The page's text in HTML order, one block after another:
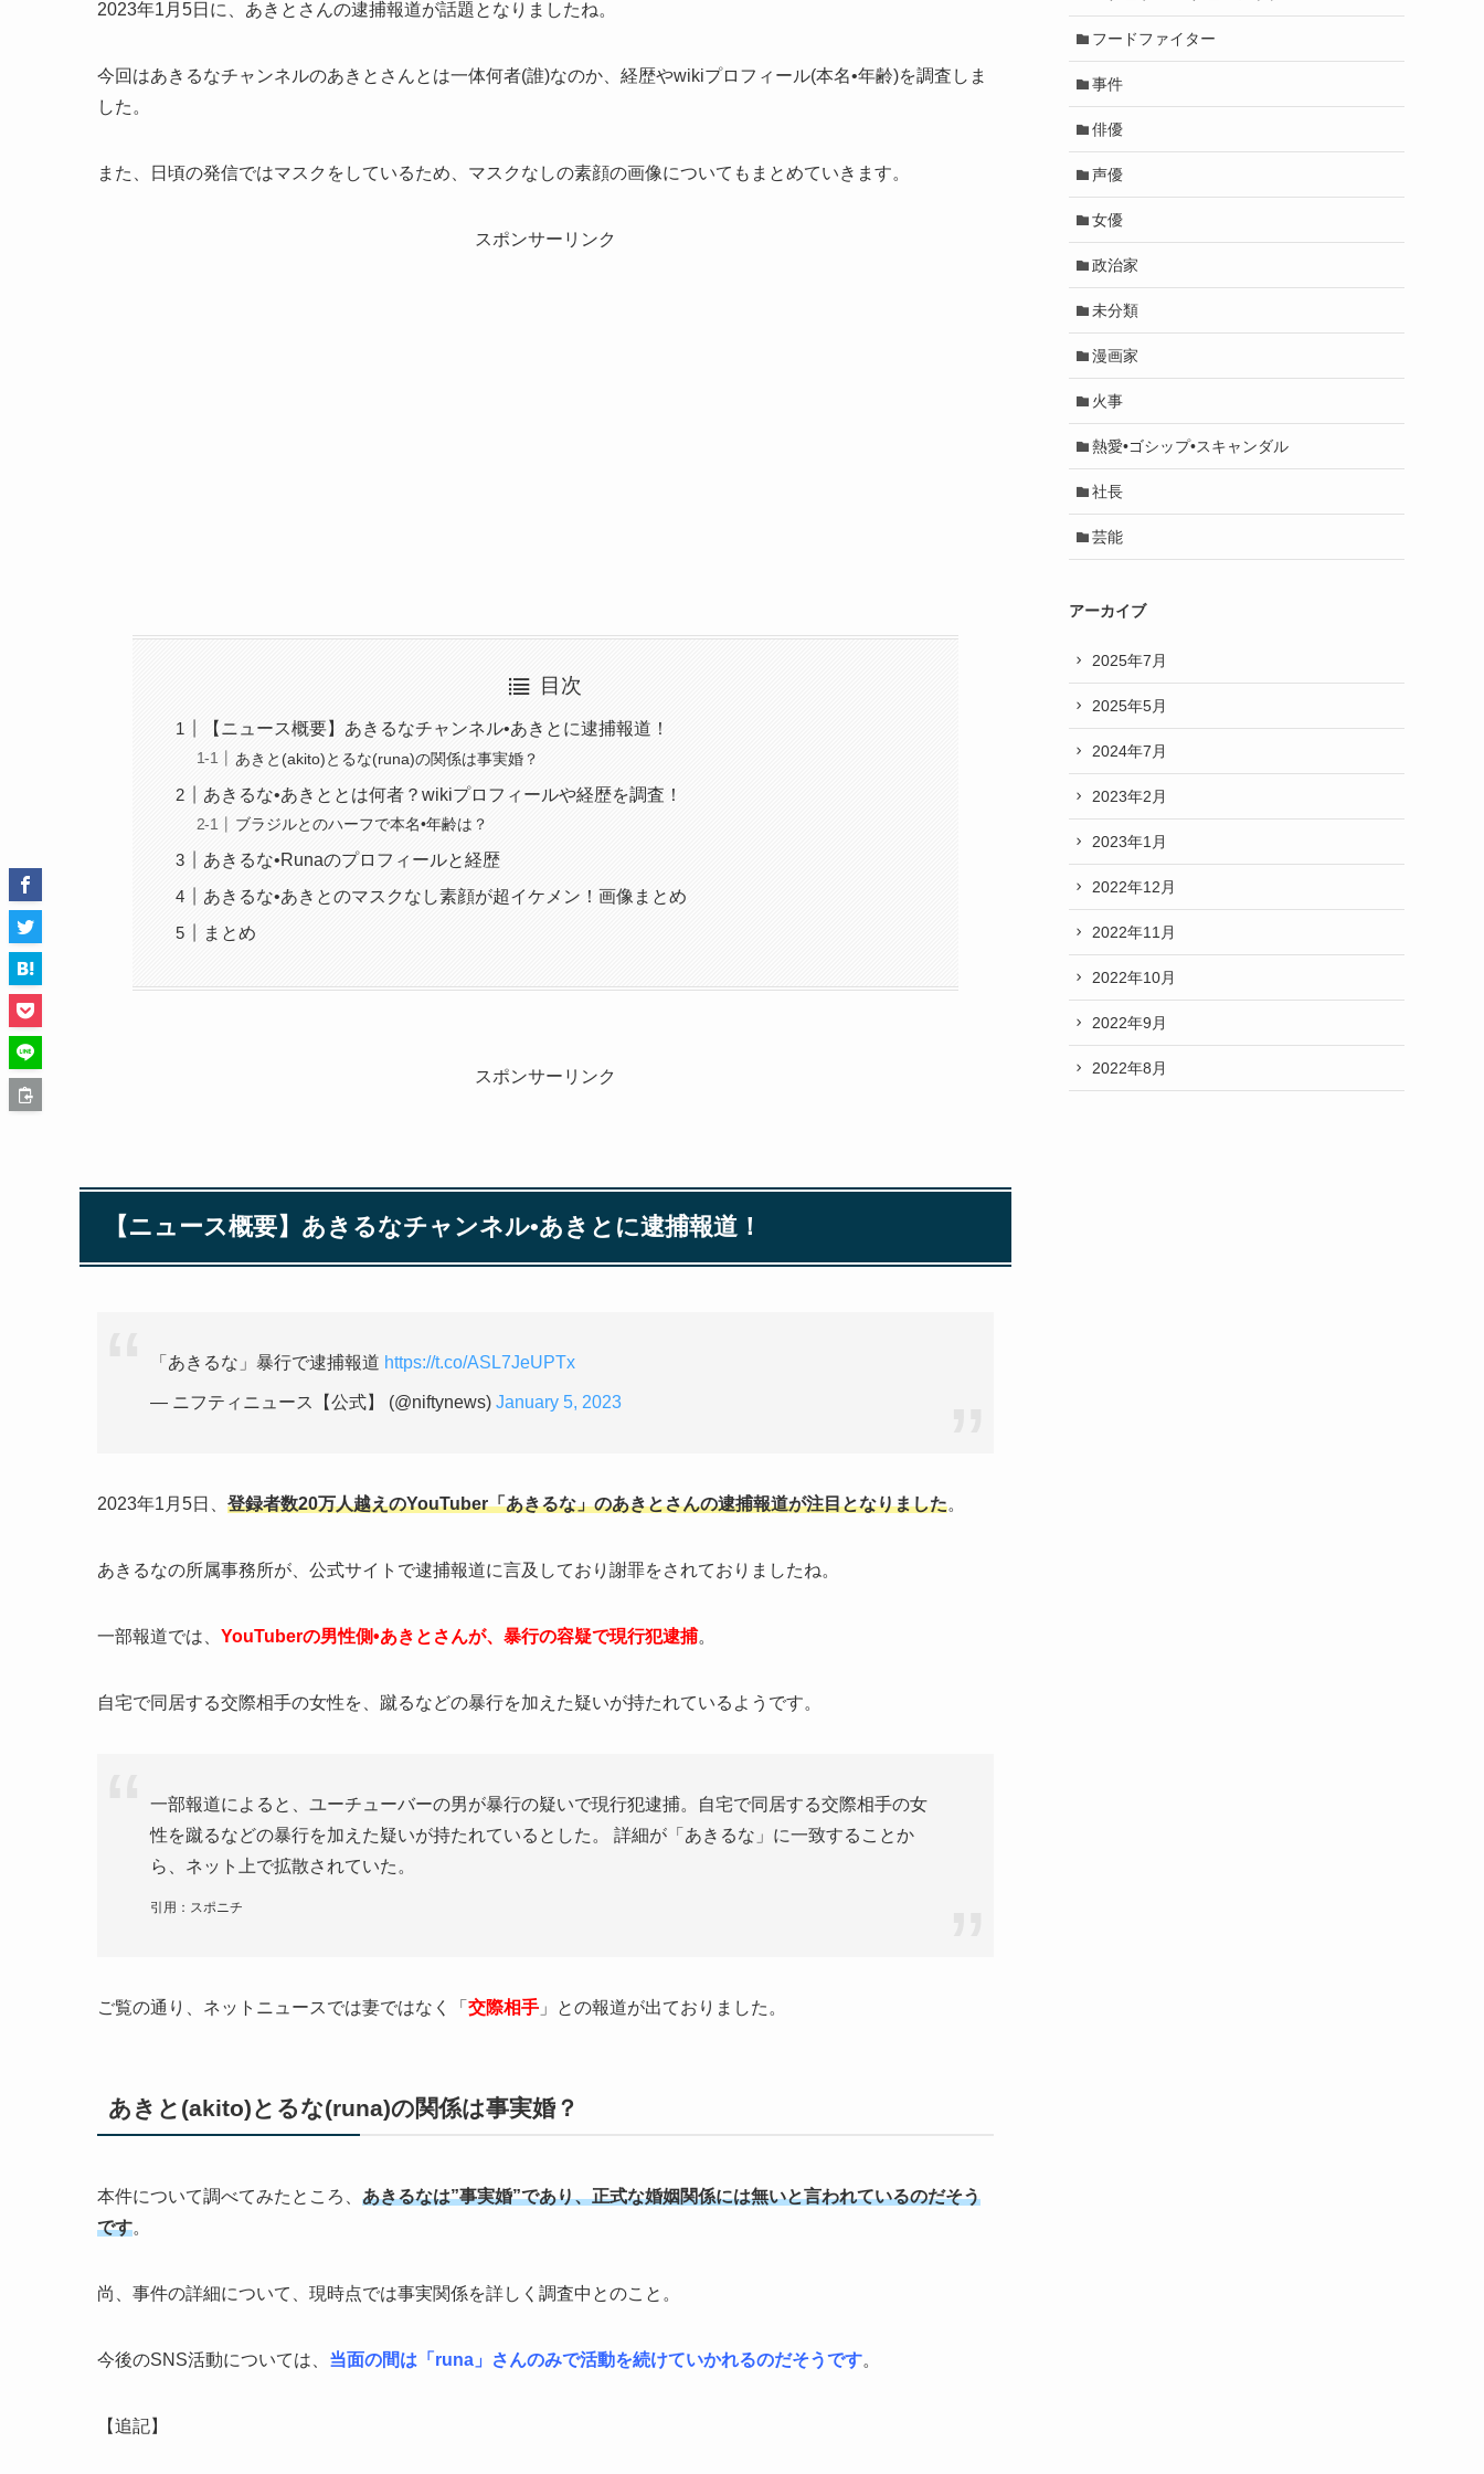
2023年1月5日に、あきとさんの逮捕報道が話題となりましたね。
今回はあきるなチャンネルのあきとさんとは一体何者(誰)なのか、経歴やwikiプロフィール(本名•年齢)を調査しま
した。
また、日頃の発信ではマスクをしているため、マスクなしの素顔の画像についてもまとめていきます。
スポンサーリンク
目次
【ニュース概要】あきるなチャンネル•あきとに逮捕報道！
あきと(akito)とるな(runa)の関係は事実婚？
あきるな•あきととは何者？wikiプロフィールや経歴を調査！
ブラジルとのハーフで本名•年齢は？
あきるな•Runaのプロフィールと経歴
あきるな•あきとのマスクなし素顔が超イケメン！画像まとめ
まとめ
スポンサーリンク
【ニュース概要】あきるなチャンネル•あきとに逮捕報道！
「あきるな」暴行で逮捕報道 https://t.co/ASL7JeUPTx
— ニフティニュース【公式】 (@niftynews) January 5, 2023
2023年1月5日、 登録者数20万人越えのYouTuber「あきるな」のあきとさんの逮捕報道が注目となりました。
あきるなの所属事務所が、公式サイトで逮捕報道に言及しており謝罪をされておりましたね。
一部報道では、 YouTuberの男性側•あきとさんが、暴行の容疑で現行犯逮捕。
自宅で同居する交際相手の女性を、蹴るなどの暴行を加えた疑いが持たれているようです。
一部報道によると、ユーチューバーの男が暴行の疑いで現行犯逮捕。自宅で同居する交際相手の女
性を蹴るなどの暴行を加えた疑いが持たれているとした。 詳細が「あきるな」に一致することか
ら、ネット上で拡散されていた。
引用：スポニチ
ご覧の通り、ネットニュースでは妻ではなく「 交際相手 」との報道が出ておりました。
あきと(akito)とるな(runa)の関係は事実婚？
本件について調べてみたところ、 あきるなは”事実婚”であり、正式な婚姻関係には無いと言われているのだそう
です。
尚、事件の詳細について、現時点では事実関係を詳しく調査中とのこと。
今後のSNS活動については、 当面の間は「runa」さんのみで活動を続けていかれるのだそうです。
【追記】
フードファイター
事件
俳優
声優
女優
政治家
未分類
漫画家
火事
熱愛•ゴシップ•スキャンダル
社長
芸能
アーカイブ
2025年7月
2025年5月
2024年7月
2023年2月
2023年1月
2022年12月
2022年11月
2022年10月
2022年9月
2022年8月